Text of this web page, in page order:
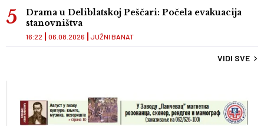
Drama u Deliblatskoj Peščari: Počela evakuacija
stanovništva
JUŽNI BANAT
16:22 06.08.2026
VIDI SVE